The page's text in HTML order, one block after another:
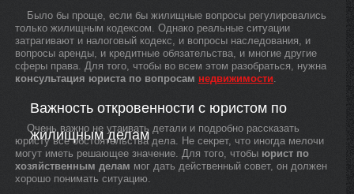
Было бы проще, если бы жилищные вопросы регулировались
только жилищным кодексом. Однако реальные ситуации
затрагивают и налоговый кодекс, и вопросы наследования, и
вопросы аренды, и кредитные обязательства, и многие другие
сферы права. Для того, чтобы во всем этом разобраться, нужна
консультация юриста по вопросам недвижимости.
Важность откровенности с юристом по
жилищным делам
Очень важно не утаивать детали и подробно рассказать
юристу все обстоятельства дела. Не секрет, что иногда мелочи
могут иметь решающее значение. Для того, чтобы юрист по
хозяйственным делам мог дать действенный совет, он должен
хорошо понимать ситуацию.